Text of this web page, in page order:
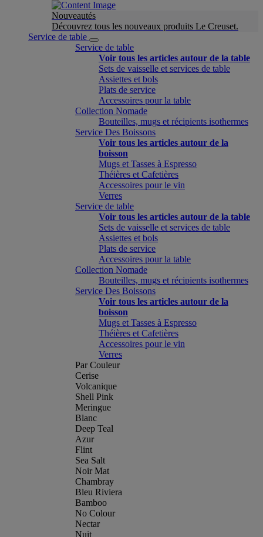
Nouveautés
Découvrez tous les nouveaux produits Le Creuset.
Service de table
Service de table
Voir tous les articles autour de la table
Sets de vaisselle et services de table
Assiettes et bols
Plats de service
Accessoires pour la table
Collection Nomade
Bouteilles, mugs et récipients isothermes
Service Des Boissons
Voir tous les articles autour de la
boisson
Mugs et Tasses à Espresso
Théières et Cafetières
Accessoires pour le vin
Verres
Service de table
Voir tous les articles autour de la table
Sets de vaisselle et services de table
Assiettes et bols
Plats de service
Accessoires pour la table
Collection Nomade
Bouteilles, mugs et récipients isothermes
Service Des Boissons
Voir tous les articles autour de la
boisson
Mugs et Tasses à Espresso
Théières et Cafetières
Accessoires pour le vin
Verres
Par Couleur
Cerise
Volcanique
Shell Pink
Meringue
Blanc
Deep Teal
Azur
Flint
Sea Salt
Noir Mat
Chambray
Bleu Riviera
Bamboo
No Colour
Nectar
Nuit